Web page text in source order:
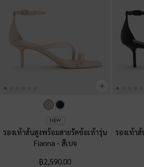
NEW
รองเท้าส้นสูงพร้อมสายรัดข้อเท้ารุ่น
Fianna - สีเบจ
฿2,590.00
รองเท้า